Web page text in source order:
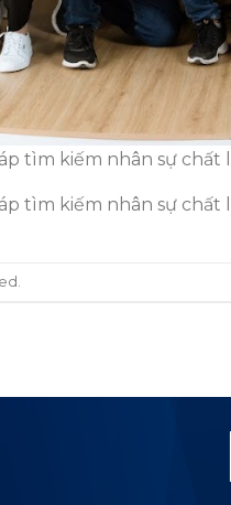
tìm kiếm nhân sự chất
tìm kiếm nhân sự chất